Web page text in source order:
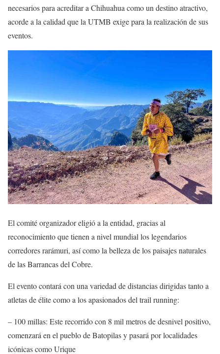
necesarios para acreditar a Chihuahua como un destino atractivo,
acorde a la calidad que la UTMB exige para la realización de sus
eventos.
El comité organizador eligió a la entidad, gracias al
reconocimiento que tienen a nivel mundial los legendarios
corredores rarámuri, así como la belleza de los paisajes naturales
de las Barrancas del Cobre.
El evento contará con una variedad de distancias dirigidas tanto a
atletas de élite como a los apasionados del trail running:
– 100 millas: Este recorrido con 8 mil metros de desnivel positivo,
comenzará en el pueblo de Batopilas y pasará por localidades
icónicas como Urique